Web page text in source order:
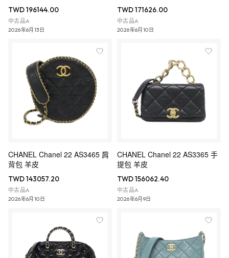
TWD 196144.00
中古品A
2026年6月13日
TWD 171626.00
中古品A
2026年6月10日
CHANEL Chanel 22 AS3465 肩
背包 羊皮
TWD 143057.20
中古品A
2026年6月10日
CHANEL Chanel 22 AS3365 手
提包 羊皮
TWD 156062.40
中古品A
2026年6月9日